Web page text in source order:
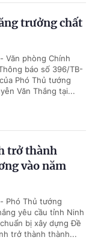
trưởng chất
Văn phòng Chính
báo số 396/TB-
Phó Thủ tướng
Văn Thắng tại...
trở thành
vào năm
Phó Thủ tướng
yêu cầu tỉnh Ninh
bị xây dựng Đề
trở thành thành...